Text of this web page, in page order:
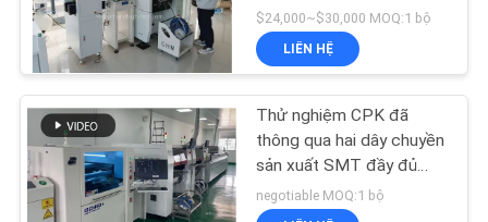
TIN
TỨC
SHOPPING
ON
PCB hiệu quả
$24,000~$30,000 MOQ:1 bộ
LIÊN HỆ
Thử nghiệm CPK đã
thông qua hai dây chuyền
sản xuất SMT đầy đủ
Charmhigh CHM-861
IPC9850 26000cph
negotiable MOQ:1 bộ